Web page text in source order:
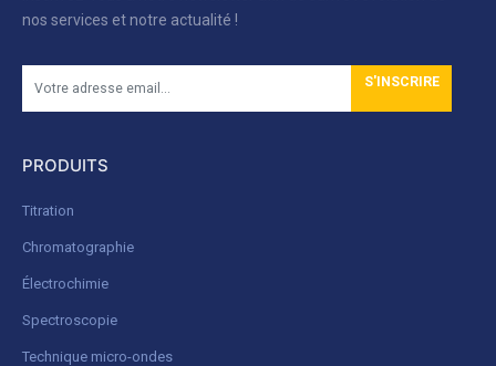
nos services et notre actualité !
S'INSCRIRE
PRODUITS
Titration
Chromatographie
Électrochimie
Spectroscopie
Technique micro-ondes